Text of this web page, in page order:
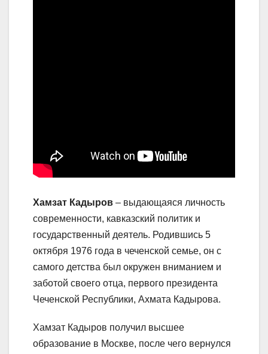
Хамзат Кадыров – выдающаяся личность
современности, кавказский политик и
государственный деятель. Родившись 5
октября 1976 года в чеченской семье, он с
самого детства был окружен вниманием и
заботой своего отца, первого президента
Чеченской Республики, Ахмата Кадырова.
Хамзат Кадыров получил высшее
образование в Москве, после чего вернулся